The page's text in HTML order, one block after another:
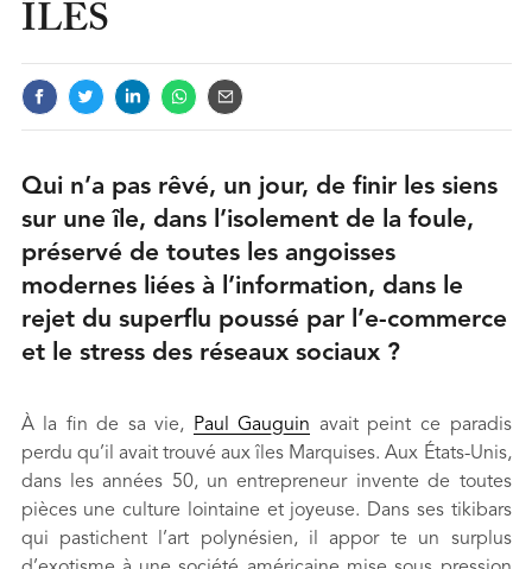
ÎLES
Qui n’a pas rêvé, un jour, de finir les siens
sur une île, dans l’isolement de la foule,
préservé de toutes les angoisses
modernes liées à l’information, dans le
rejet du superflu poussé par l’e-commerce
et le stress des réseaux sociaux ?
À la fin de sa vie, Paul Gauguin avait peint ce paradis
perdu qu’il avait trouvé aux îles Marquises. Aux États-Unis,
dans les années 50, un entrepreneur invente de toutes
pièces une culture lointaine et joyeuse. Dans ses tikibars
qui pastichent l’art polynésien, il appor te un surplus